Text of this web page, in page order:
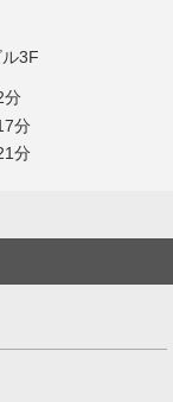
3F
分
分
分